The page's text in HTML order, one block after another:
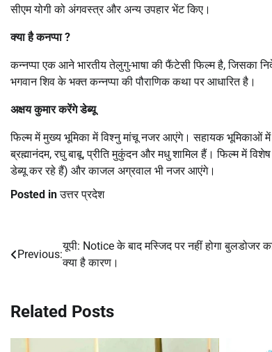
सीएम योगी को अंगवस्त्र और अन्य उपहार भेंट किए।
क्या है कनप्पा ?
कन्नप्पा एक आने भारतीय तेलुगु-भाषा की फैंटेसी फिल्म है, जिसका
भगवान शिव के भक्त कन्नप्पा की पौराणिक कथा पर आधारित है।
अक्षय कुमार करेंगे डेब्यू
फिल्म में मुख्य भूमिका में विश्नु मांचू नजर आएंगे। सहायक भूमिकाओं में
ब्रह्मानंदम, रघु बाबू, प्रीति मुकुंदन और मधु शामिल हैं। फिल्म में
डेब्यू कर रहे हैं) और काजल अग्रवाल भी नजर आएंगे।
Posted inउत्तर प्रदेश
Post
Previous:
यूपी: Notice के बाद मस्जिद पर नहीं होगा बुलडोजर
क्या है कारण।
Related Posts